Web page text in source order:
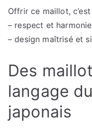
Offrir ce maillot,
– respect et harmonie
– design maîtrisé et
Des
langage
japonais